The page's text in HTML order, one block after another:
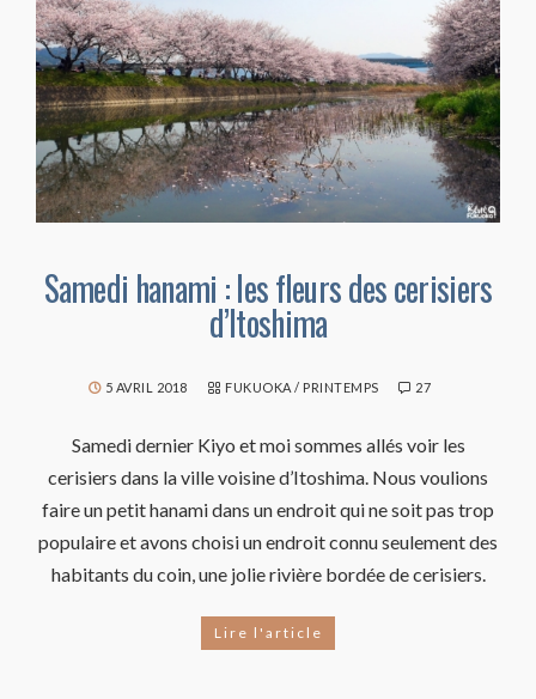
Samedi hanami : les fleurs des cerisiers
d’Itoshima
5 AVRIL 2018 FUKUOKA / PRINTEMPS 27
Samedi dernier Kiyo et moi sommes allés voir les
cerisiers dans la ville voisine d’Itoshima. Nous voulions
faire un petit hanami dans un endroit qui ne soit pas trop
populaire et avons choisi un endroit connu seulement des
habitants du coin, une jolie rivière bordée de cerisiers.
Lire l'article